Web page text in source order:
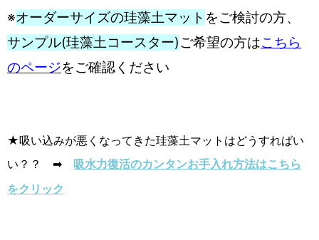
※オーダーサイズの珪藻土マット をご検討の方、
サンプル(珪藻土コースター)ご希望の方はこちら
のページをご確認ください
★吸い込みが悪くなってきた珪藻土マットはどうすればい
い？？ ➡ 吸水力復活のカンタンお手入れ方法はこちら
をクリック